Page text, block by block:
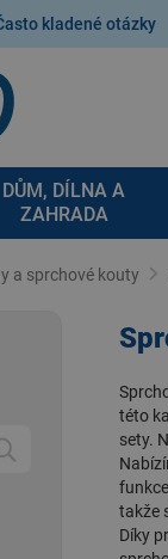
kladené otázky
DŮM, DÍLNA A
ZAHRADA
a sprchové kouty
této
sety.
takže
Díky